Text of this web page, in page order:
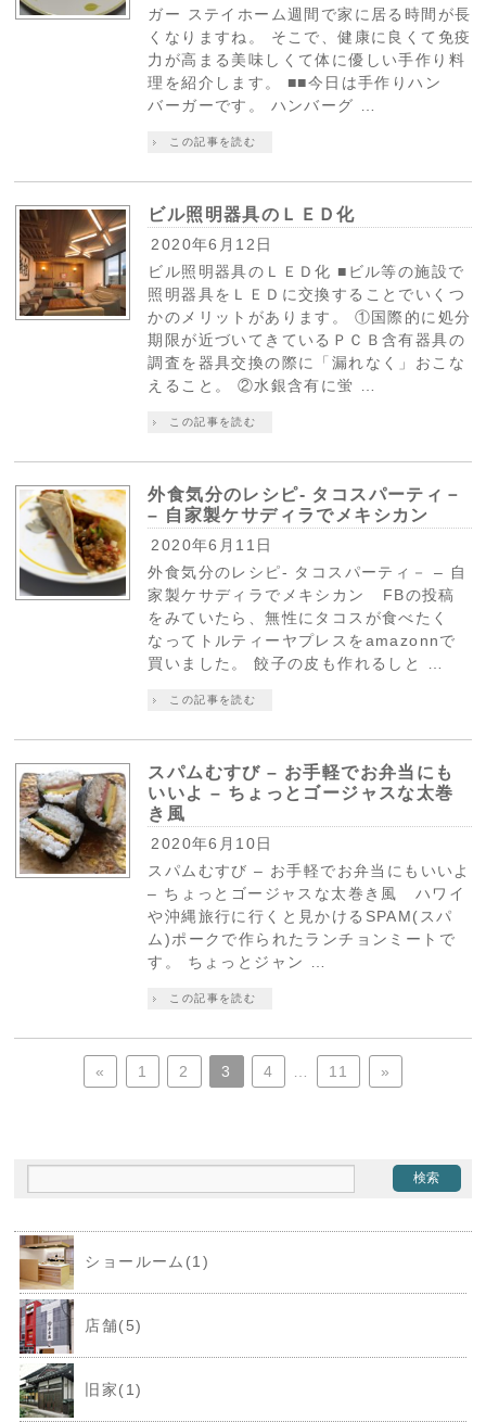
ガー ステイホーム週間で家に居る時間が長
くなりますね。 そこで、健康に良くて免疫
力が高まる美味しくて体に優しい手作り料
理を紹介します。 ■■今日は手作りハン
バーガーです。 ハンバーグ …
この記事を読む
ビル照明器具のＬＥＤ化
2020年6月12日
ビル照明器具のＬＥＤ化 ■ビル等の施設で
照明器具をＬＥＤに交換することでいくつ
かのメリットがあります。 ①国際的に処分
期限が近づいてきているＰＣＢ含有器具の
調査を器具交換の際に「漏れなく」おこな
えること。 ②水銀含有に蛍 …
この記事を読む
外食気分のレシピ- タコスパーティ－
– 自家製ケサディラでメキシカン
2020年6月11日
外食気分のレシピ- タコスパーティ－ – 自
家製ケサディラでメキシカン FBの投稿
をみていたら、無性にタコスが食べたく
なってトルティーヤプレスをamazonnで
買いました。 餃子の皮も作れるしと …
この記事を読む
スパムむすび – お手軽でお弁当にも
いいよ – ちょっとゴージャスな太巻
き風
2020年6月10日
スパムむすび – お手軽でお弁当にもいいよ
– ちょっとゴージャスな太巻き風 ハワイ
や沖縄旅行に行くと見かけるSPAM(スパ
ム)ポークで作られたランチョンミートで
す。 ちょっとジャン …
この記事を読む
« 1 2 3 4 11 »
ショールーム(1)
店舗(5)
旧家(1)